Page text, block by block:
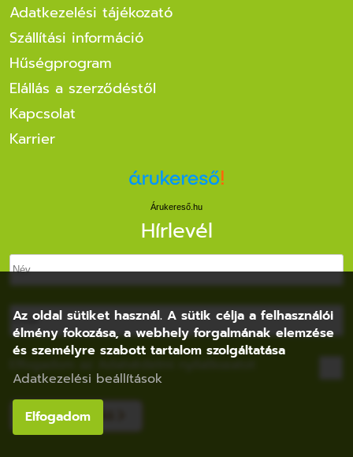
Adatkezelési tájékozató
Szállítási információ
Hűségprogram
Elállás a szerződéstől
Kapcsolat
Karrier
Árukereső.hu
Hírlevél
FELIRATKOZÁS
Az oldal sütiket használ. A sütik célja a felhasználói
élmény fokozása, a webhely forgalmának elemzése
és személyre szabott tartalom szolgáltatása
Adatkezelési beállítások
Elfogadom